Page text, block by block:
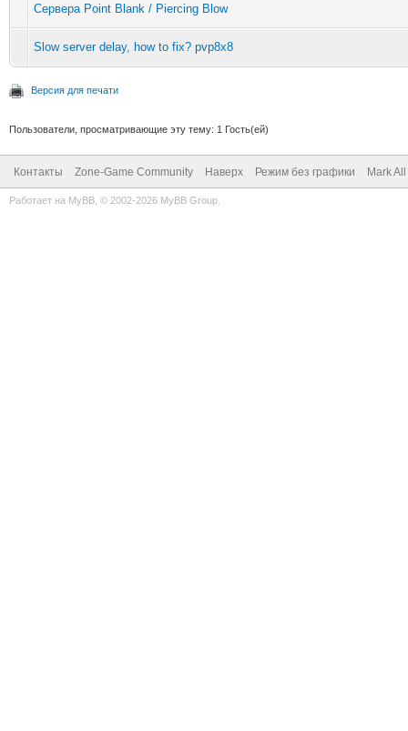
Сервера Point Blank / Piercing Blow
Slow server delay, how to fix? pvp8x8
Версия для печати
Пользователи, просматривающие эту тему: 1 Гость(ей)
Контакты Zone-Game Community Наверх Режим без графики Mark
Работает на MyBB , © 2002-2026 MyBB Group